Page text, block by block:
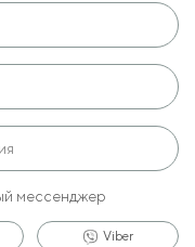
мессенджер
Viber